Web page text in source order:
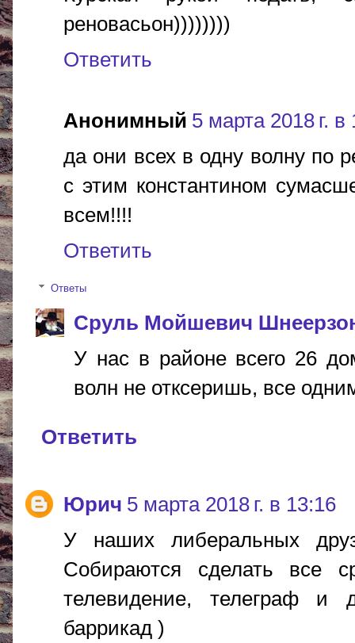
реновасьон))))))))
Ответить
Анонимный 5 марта 2018 г. в
да они всех в одну волну по
с этим константином
всем!!!!
Ответить
Ответы
Сруль Мойшевич
У нас в районе всего 26
волн не отксеришь, все
Ответить
Юрич 5 марта 2018 г. в 13:16
У наших либеральных
Собираются сделать все
телевидение, телеграф и
баррикад )